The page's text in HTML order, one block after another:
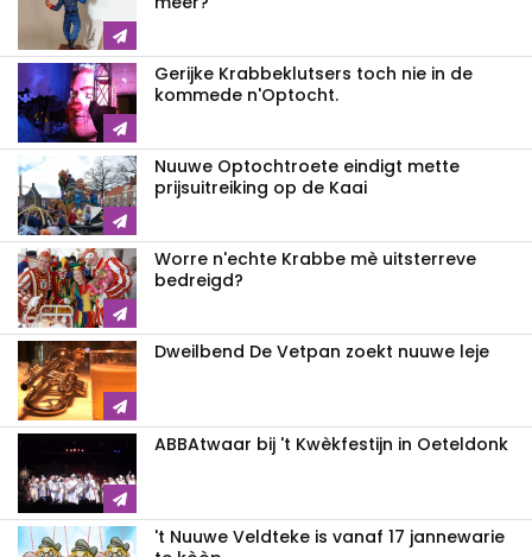
Gerijke Krabbeklutsers toch nie in de
kommede n'Optocht.
Nuuwe Optochtroete eindigt mette
prijsuitreiking op de Kaai
Worre n'echte Krabbe mè uitsterreve
bedreigd?
Dweilbend De Vetpan zoekt nuuwe leje
ABBAtwaar bij 't Kwèkfestijn in Oeteldonk
't Nuuwe Veldteke is vanaf 17 jannewarie